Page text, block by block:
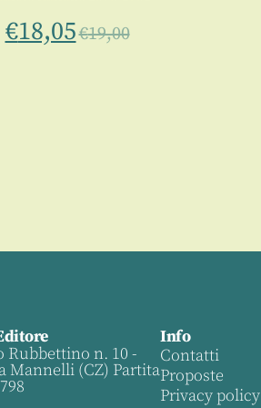
€18,05€19,00
Rubbettino n. 10 -
Mannelli (CZ) Partita
Info
Contatti
Proposte
Privacy policy